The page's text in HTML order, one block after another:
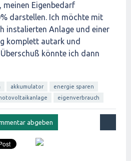
meinen Eigenbedarf
darstellen. Ich möchte mit
instalierten Anlage und einer
komplett autark und
könnte ich dann
akkumulator
energie sparen
eigenverbrauch